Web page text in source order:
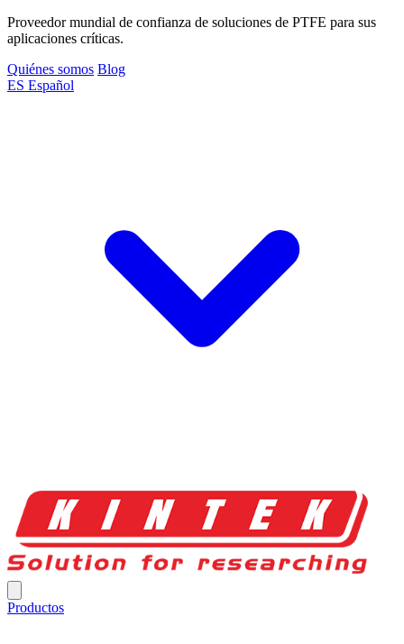
Proveedor mundial de confianza de soluciones de PTFE para sus
aplicaciones críticas.
Quiénes somos Blog
ES Español
Productos